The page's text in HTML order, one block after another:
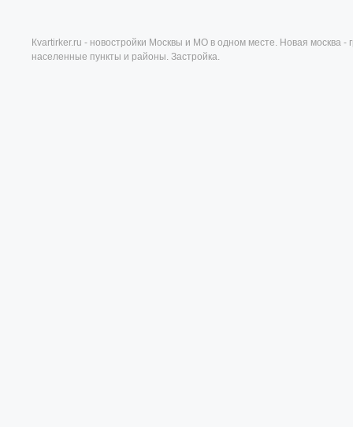
Кvartirker.ru - новостройки Москвы и МО в одном месте. Новая москва
населенные пункты и районы. Застройка.